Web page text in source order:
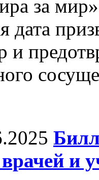
за
дата
и
и